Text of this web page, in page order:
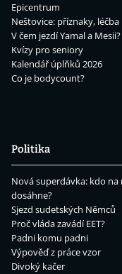
Epicentrum
Neštovice: příznaky, léčba
V čem jezdí Yamal a Mesii?
Kvízy pro seniory
Kalendář úplňků 2026
Co je bodycount?
Politika
Nová superdávka: kdo na
dosáhne?
Sjezd sudetských Němců
Proč vláda zavádí EET?
Padni komu padni
Výpověď z práce vzor
Divoký kačer